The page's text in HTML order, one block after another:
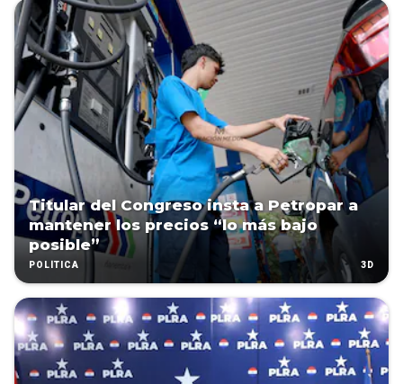
Titular del Congreso insta a Petropar a
mantener los precios “lo más bajo
posible”
POLÍTICA 3D